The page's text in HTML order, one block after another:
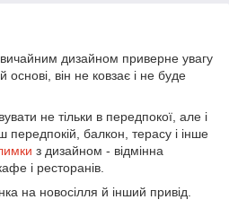
дизайном приверне увагу
основі, він не ковзає і не буде
не тільки в передпокої, але і
передпокій, балкон, терасу і інше
з дизайном - відмінна
і ресторанів.
на новосілля й інший привід.